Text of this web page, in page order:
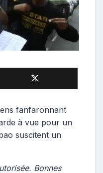
fanfaronnant
à vue pour un
suscitent un
Bonnes